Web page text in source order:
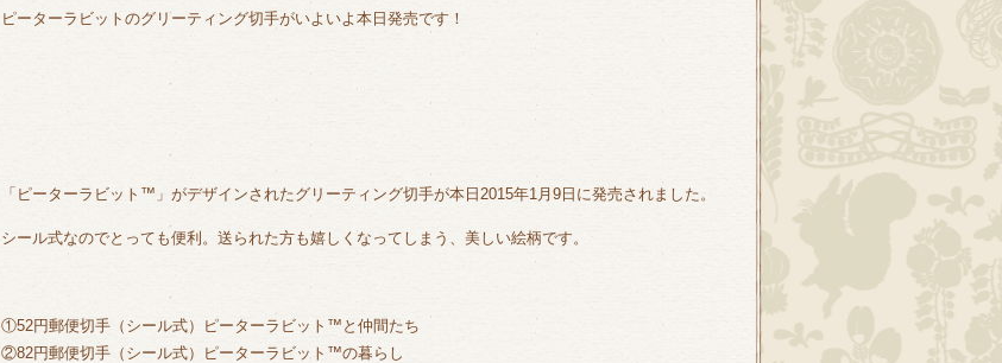
ピーターラビットのグリーティング切手がいよいよ本日発売です！
「ピーターラビット™」がデザインされたグリーティング切手が本日2015年1月9日に発売されました。
シール式なのでとっても便利。送られた方も嬉しくなってしまう、美しい絵柄です。
①52円郵便切手（シール式）ピーターラビット™と仲間たち
②82円郵便切手（シール式）ピーターラビット™の暮らし